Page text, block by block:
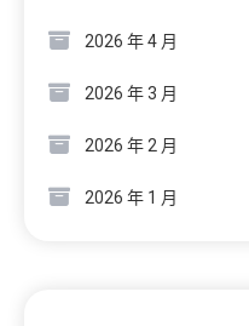
2026 年 4 月
2026 年 3 月
2026 年 2 月
2026 年 1 月